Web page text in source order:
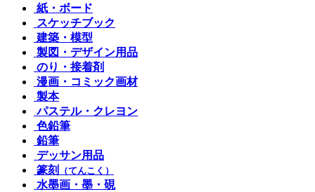
紙・ボード
スケッチブック
建築・模型
製図・デザイン用品
のり・接着剤
漫画・コミック画材
製本
パステル・クレヨン
色鉛筆
鉛筆
デッサン用品
篆刻
（てんこく）
水墨画・墨・硯